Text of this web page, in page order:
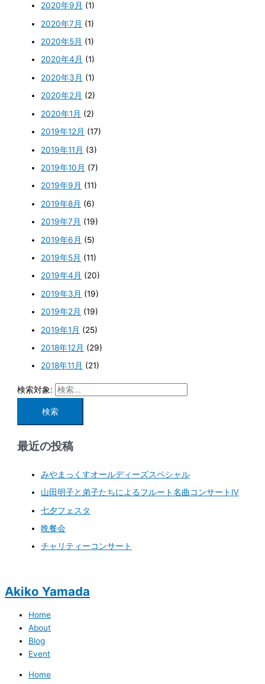
2020年9月 (1)
2020年7月 (1)
2020年5月 (1)
2020年4月 (1)
2020年3月 (1)
2020年2月 (2)
2020年1月 (2)
2019年12月 (17)
2019年11月 (3)
2019年10月 (7)
2019年9月 (11)
2019年8月 (6)
2019年7月 (19)
2019年6月 (5)
2019年5月 (11)
2019年4月 (20)
2019年3月 (19)
2019年2月 (19)
2019年1月 (25)
2018年12月 (29)
2018年11月 (21)
検索対象:
最近の投稿
みやまっくすオールディーズスペシャル
山田明子と弟子たちによるフルート名曲コンサートⅣ
七夕フェスタ
晩餐会
チャリティーコンサート
Akiko Yamada
Home
About
Blog
Event
Home